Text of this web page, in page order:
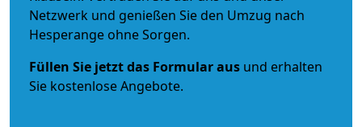
Netzwerk und genießen Sie den Umzug nach
Hesperange ohne Sorgen.
Füllen Sie jetzt das Formular aus und erhalten
Sie kostenlose Angebote.